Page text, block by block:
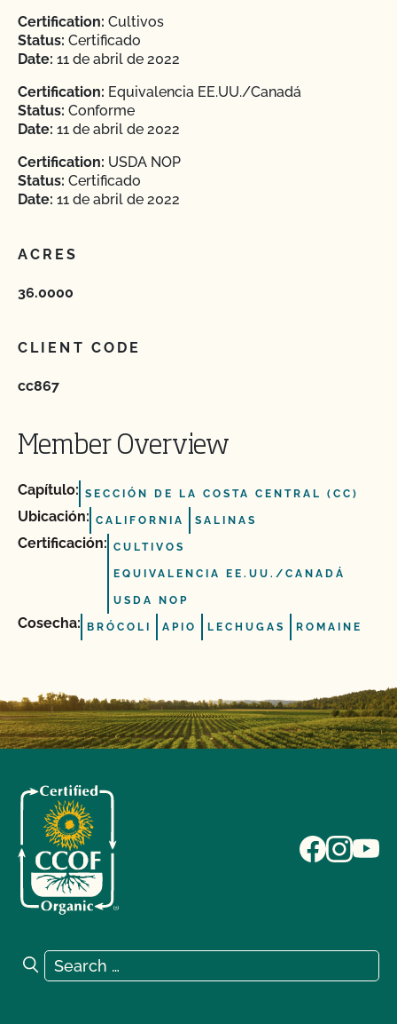
Certification: Cultivos
Status: Certificado
Date: 11 de abril de 2022
Certification: Equivalencia EE.UU./Canadá
Status: Conforme
Date: 11 de abril de 2022
Certification: USDA NOP
Status: Certificado
Date: 11 de abril de 2022
ACRES
36.0000
CLIENT CODE
cc867
Member Overview
Capítulo: SECCIÓN DE LA COSTA CENTRAL (CC)
Ubicación: CALIFORNIA SALINAS
Certificación: CULTIVOS
EQUIVALENCIA EE.UU./CANADÁ
USDA NOP
Cosecha: BRÓCOLI APIO LECHUGAS ROMAINE
Search for:
Search